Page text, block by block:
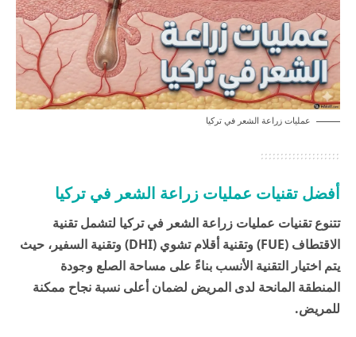
عمليات زراعة الشعر في تركيا
أفضل تقنيات عمليات زراعة الشعر في تركيا
تتنوع تقنيات عمليات زراعة الشعر في تركيا لتشمل تقنية
الاقتطاف (FUE) وتقنية أقلام تشوي (DHI) وتقنية السفير، حيث
يتم اختيار التقنية الأنسب بناءً على مساحة الصلع وجودة
المنطقة المانحة لدى المريض لضمان أعلى نسبة نجاح ممكنة
للمريض.